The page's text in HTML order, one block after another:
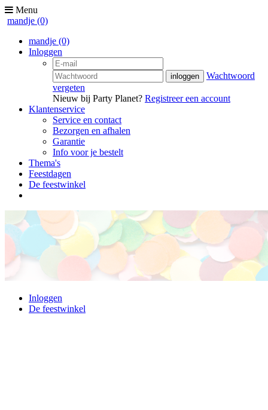
Menu
mandje (0)
mandje (0)
Inloggen
Wachtwoord
vergeten
Nieuw bij Party Planet? Registreer een account
Klantenservice
Service en contact
Bezorgen en afhalen
Garantie
Info voor je bestelt
Thema's
Feestdagen
De feestwinkel
Inloggen
De feestwinkel